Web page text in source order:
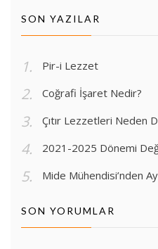
SON YAZILAR
Pir-i Lezzet
Coğrafi İşaret Nedir?
Çıtır Lezzetleri Neden
2021-2025 Dönemi
Mide Mühendisi’nden
SON YORUMLAR